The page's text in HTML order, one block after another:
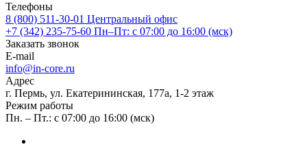
Телефоны
8 (800) 511-30-01 Центральный офис
+7 (342) 235-75-60 Пн–Пт: с 07:00 до 16:00 (мск)
Заказать звонок
E-mail
info@in-core.ru
Адрес
г. Пермь, ул. ​Екатерининская, 177а, ​1-2 этаж
Режим работы
Пн. – Пт.: с 07:00 до 16:00 (мск)